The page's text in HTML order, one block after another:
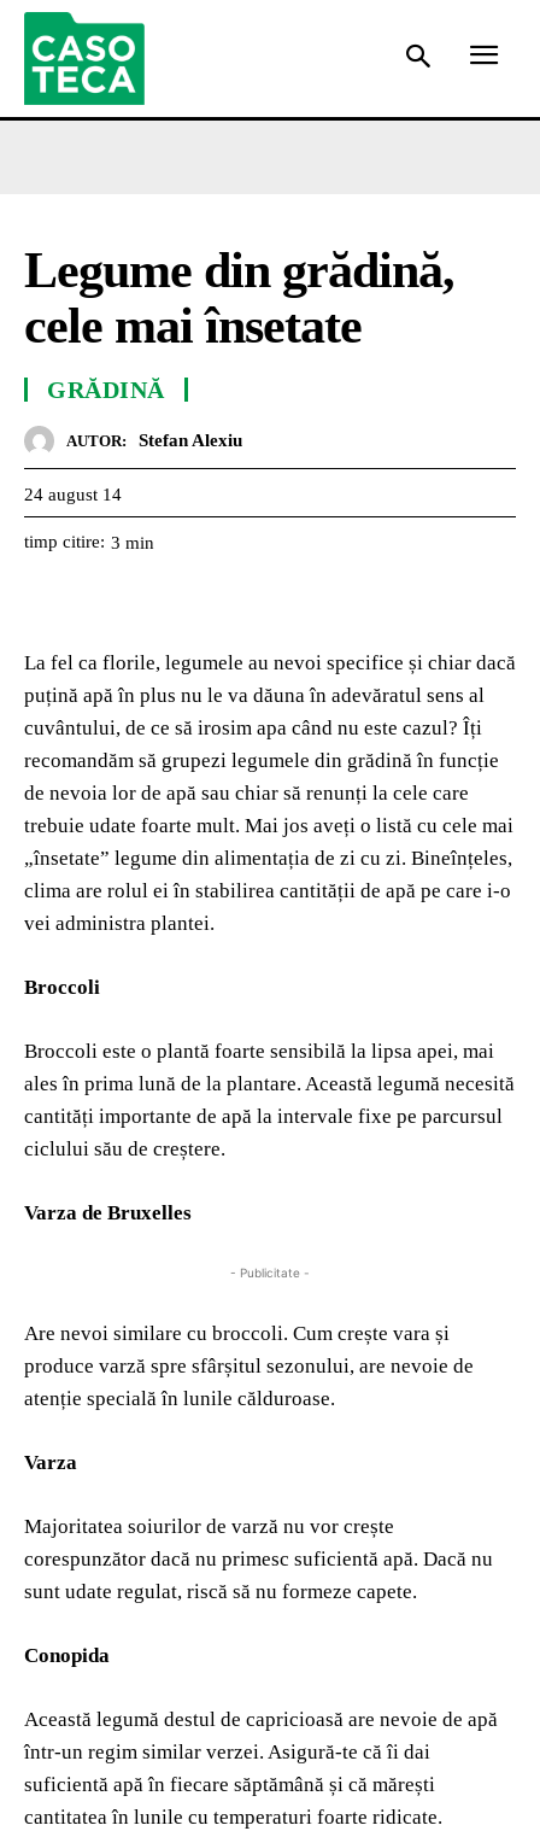
Legume din grădină,
cele mai însetate
GRĂDINĂ
AUTOR: Stefan Alexiu
24 august 14
timp citire: 3 min
La fel ca florile, legumele au nevoi specifice și chiar dacă
puțină apă în plus nu le va dăuna în adevăratul sens al
cuvântului, de ce să irosim apa când nu este cazul? Îți
recomandăm să grupezi legumele din grădină în funcție
de nevoia lor de apă sau chiar să renunți la cele care
trebuie udate foarte mult. Mai jos aveți o listă cu cele mai
„însetate” legume din alimentația de zi cu zi. Bineînțeles,
clima are rolul ei în stabilirea cantității de apă pe care i-o
vei administra plantei.
Broccoli
Broccoli este o plantă foarte sensibilă la lipsa apei, mai
ales în prima lună de la plantare. Această legumă necesită
cantități importante de apă la intervale fixe pe parcursul
ciclului său de creștere.
Varza de Bruxelles
- Publicitate -
Are nevoi similare cu broccoli. Cum crește vara și
produce varză spre sfârșitul sezonului, are nevoie de
atenție specială în lunile călduroase.
Varza
Majoritatea soiurilor de varză nu vor crește
corespunzător dacă nu primesc suficientă apă. Dacă nu
sunt udate regulat, riscă să nu formeze capete.
Conopida
Această legumă destul de capricioasă are nevoie de apă
într-un regim similar verzei. Asigură-te că îi dai
suficientă apă în fiecare săptămână și că mărești
cantitatea în lunile cu temperaturi foarte ridicate.